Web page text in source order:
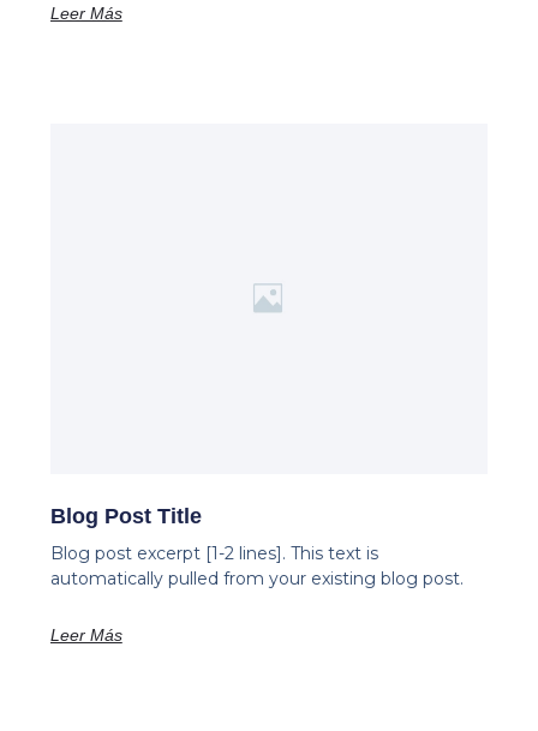
Leer Más
Blog Post Title
Blog post excerpt [1-2 lines]. This text is
automatically pulled from your existing blog post.
Leer Más